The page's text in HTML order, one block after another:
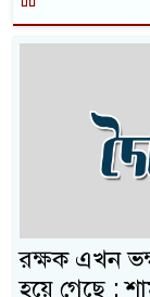
রক্ষক এখন
হয়ে গেছে :